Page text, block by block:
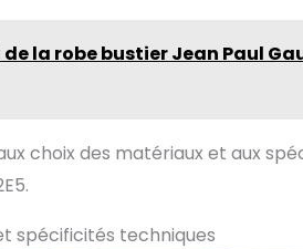
la robe bustier Jean Paul
choix des matériaux et aux
spécificités techniques